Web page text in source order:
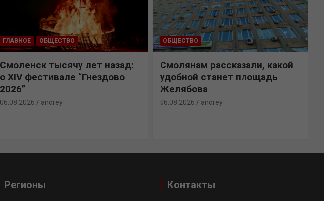
ГЛАВНОЕ ОБЩЕСТВО
Смоленск тысячу лет назад:
о XIV фестивале “Гнездово
2026”
06.08.2026 andrey
ОБЩЕСТВО
Смолянам рассказали, какой
удобной станет площадь
Желябова
06.08.2026 andrey
Регионы Контакты